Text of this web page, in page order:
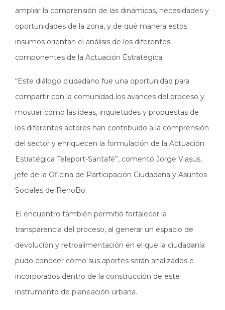
ampliar la comprensión de las dinámicas, necesidades y
oportunidades de la zona, y de qué manera estos
insumos orientan el análisis de los diferentes
componentes de la Actuación Estratégica.
“Este diálogo ciudadano fue una oportunidad para
compartir con la comunidad los avances del proceso y
mostrar cómo las ideas, inquietudes y propuestas de
los diferentes actores han contribuido a la comprensión
del sector y enriquecen la formulación de la Actuación
Estratégica Teleport-Santafé”, comentó Jorge Viasus,
jefe de la Oficina de Participación Ciudadana y Asuntos
Sociales de RenoBo.
El encuentro también permitió fortalecer la
transparencia del proceso, al generar un espacio de
devolución y retroalimentación en el que la ciudadanía
pudo conocer cómo sus aportes serán analizados e
incorporados dentro de la construcción de este
instrumento de planeación urbana.